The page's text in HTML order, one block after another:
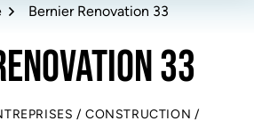
Bernier Renovation 33
33
/ CONSTRUCTION /